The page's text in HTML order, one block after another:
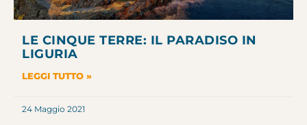
LE CINQUE TERRE: IL PARADISO IN
LIGURIA
LEGGI TUTTO »
24 Maggio 2021